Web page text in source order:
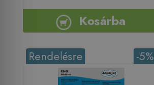
Kosárba
-5%
Rendelésre